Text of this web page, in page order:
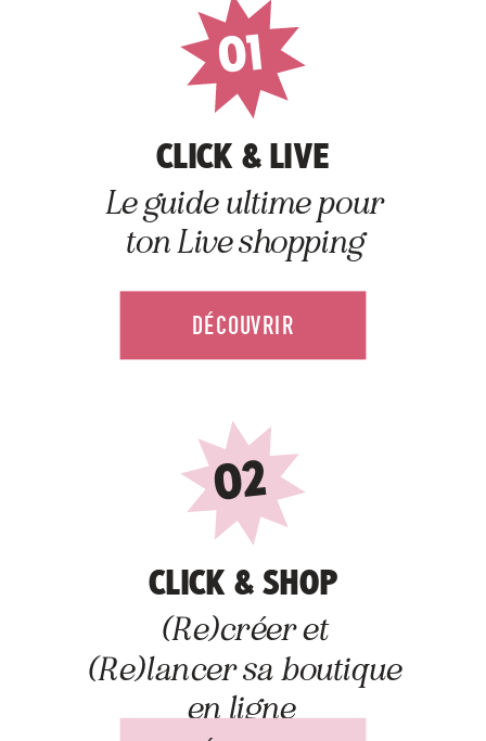
01
Le guide ultime pour
ton Live shopping
CLICK & LIVE
DÉCOUVRIR
02
(Re)créer et
(Re)lancer sa boutique
en ligne
CLICK & SHOP